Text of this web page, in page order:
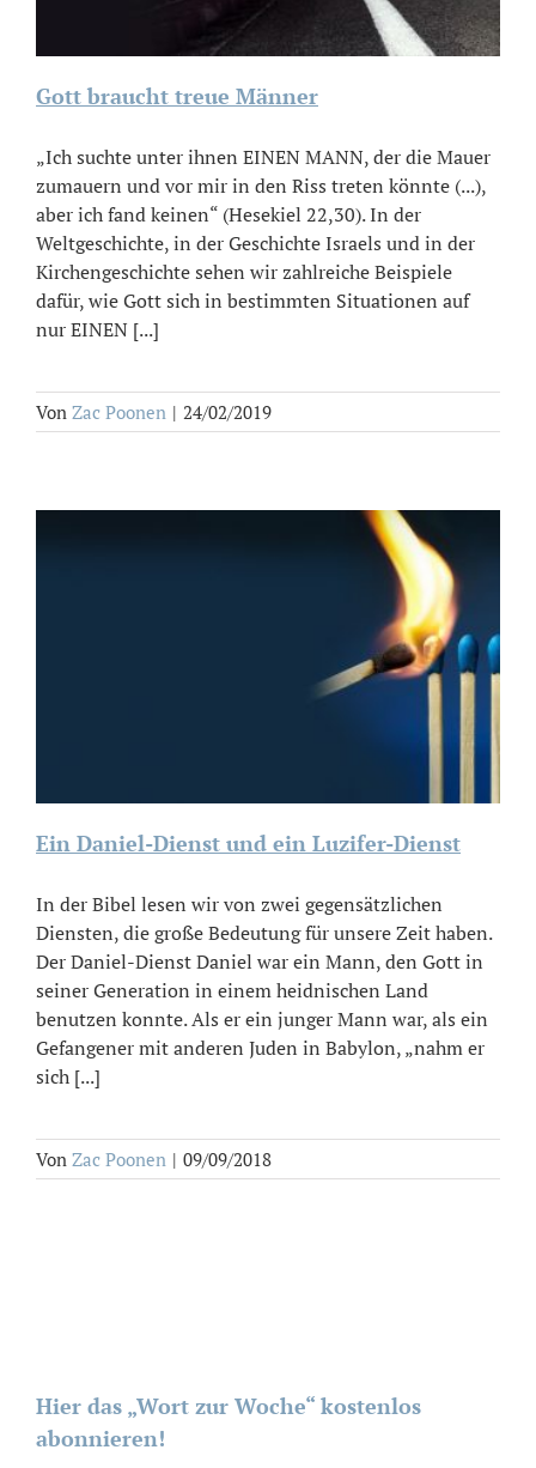
Gott braucht treue Männer
„Ich suchte unter ihnen EINEN MANN, der die Mauer
zumauern und vor mir in den Riss treten könnte (...),
aber ich fand keinen“ (Hesekiel 22,30). In der
Weltgeschichte, in der Geschichte Israels und in der
Kirchengeschichte sehen wir zahlreiche Beispiele
dafür, wie Gott sich in bestimmten Situationen auf
nur EINEN [...]
Von Zac Poonen | 24/02/2019
Ein Daniel-Dienst und ein Luzifer-Dienst
In der Bibel lesen wir von zwei gegensätzlichen
Diensten, die große Bedeutung für unsere Zeit haben.
Der Daniel-Dienst Daniel war ein Mann, den Gott in
seiner Generation in einem heidnischen Land
benutzen konnte. Als er ein junger Mann war, als ein
Gefangener mit anderen Juden in Babylon, „nahm er
sich [...]
Von Zac Poonen | 09/09/2018
Hier das „Wort zur Woche“ kostenlos
abonnieren!